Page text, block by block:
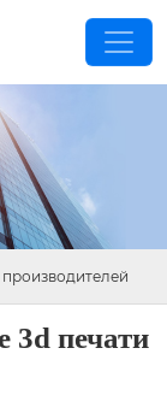
3d печати